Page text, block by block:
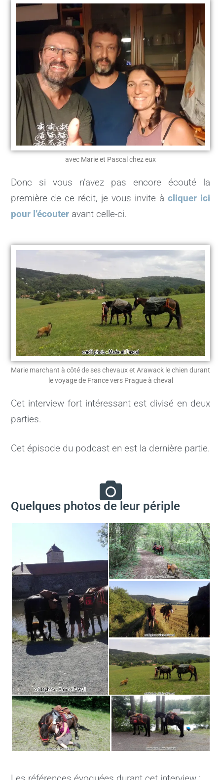
avec Marie et Pascal chez eux
Donc si vous n’avez pas encore écouté la
première de ce récit, je vous invite à cliquer ici
pour l’écouter avant celle-ci.
Marie marchant à côté de ses chevaux et Arawack le chien durant
le voyage de France vers Prague à cheval
Cet interview fort intéressant est divisé en deux
parties.
Cet épisode du podcast en est la dernière partie.
Quelques photos de leur périple